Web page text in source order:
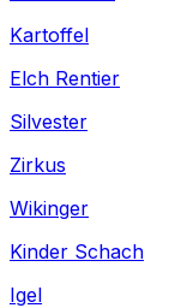
Kartoffel
Elch Rentier
Silvester
Zirkus
Wikinger
Kinder Schach
Igel